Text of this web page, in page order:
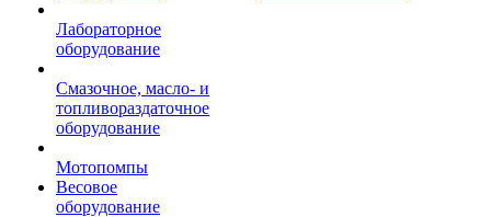
Лабораторное
оборудование
Смазочное, масло- и
топливораздаточное
оборудование
Мотопомпы
Весовое
оборудование